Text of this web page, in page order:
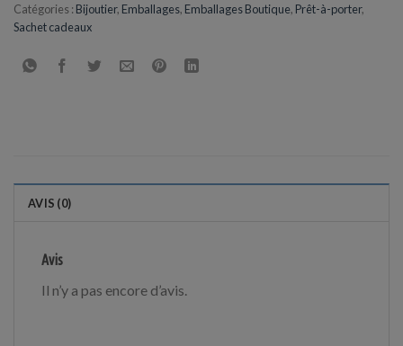
Catégories : Bijoutier, Emballages, Emballages Boutique, Prêt-à-porter,
Sachet cadeaux
AVIS (0)
Avis
Il n’y a pas encore d’avis.